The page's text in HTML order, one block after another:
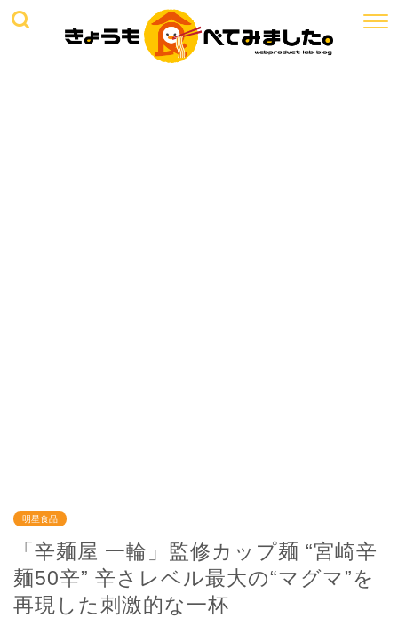
明星食品
「辛麺屋 一輪」監修カップ麺 “宮崎辛
麺50辛” 辛さレベル最大の“マグマ”を
再現した刺激的な一杯